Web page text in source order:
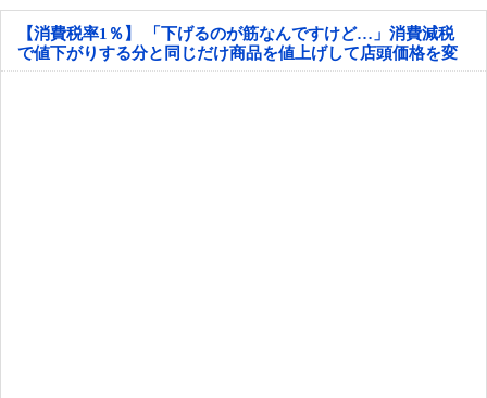
【消費税率1％】 「下げるのが筋なんですけど…」消費減税
で値下がりする分と同じだけ商品を値上げして店頭価格を変
えない店も